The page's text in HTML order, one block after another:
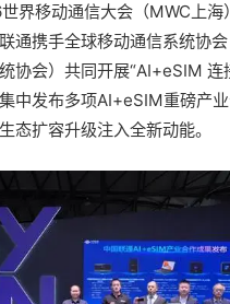
世界移动通信大会（MWC上海
通携手全球移动通信系统协
协会）共同开展“AI+eSIM 连
中发布多项AI+eSIM重磅产业
态扩容升级注入全新动能。